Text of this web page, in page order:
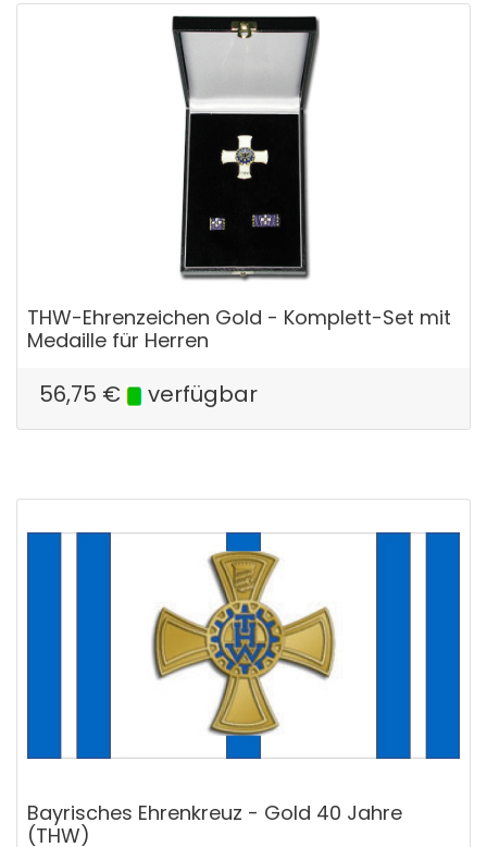
THW-Ehrenzeichen Gold - Komplett-Set mit
Medaille für Herren
56,75 € verfügbar
Bayrisches Ehrenkreuz - Gold 40 Jahre
(THW)